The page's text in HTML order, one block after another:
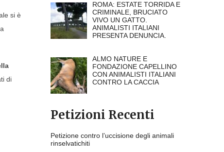
si è
di
ROMA: ESTATE TORRIDA E
CRIMINALE, BRUCIATO
VIVO UN GATTO.
ANIMALISTI ITALIANI
PRESENTA DENUNCIA.
ALMO NATURE E
FONDAZIONE CAPELLINO
CON ANIMALISTI ITALIANI
CONTRO LA CACCIA
Petizioni Recenti
Petizione contro l’uccisione degli animali
rinselvatichiti